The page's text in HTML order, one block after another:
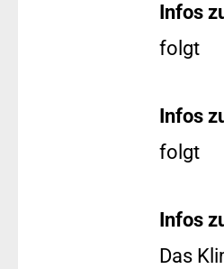
Infos
folgt
Infos
folgt
Infos
Das